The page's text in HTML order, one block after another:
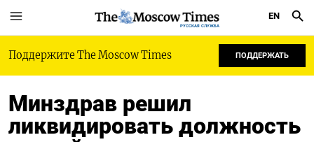
РУССКАЯ СЛУЖБА
EN
Поддержите The Moscow Times ПОДДЕРЖАТЬ
Минздрав решил
ликвидировать должность